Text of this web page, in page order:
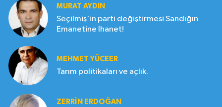
MURAT AYDIN
Seçilmiş'in parti değiştirmesi Sandığın
Emanetine İhanet!
MEHMET YÜCEER
Tarım politikaları ve açlık.
ZERRIN ERDOĞAN